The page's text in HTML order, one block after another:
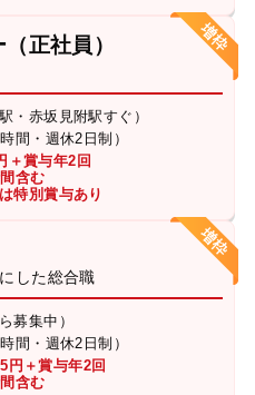
正社員）
・赤坂見附駅すぐ）
間・週休2日制）
＋賞与年2回
含む
特別賞与あり
した総合職
募集中）
間・週休2日制）
円＋賞与年2回
含む